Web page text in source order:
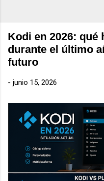
Kodi en 2026: qué
durante el último
futuro
- junio 15, 2026